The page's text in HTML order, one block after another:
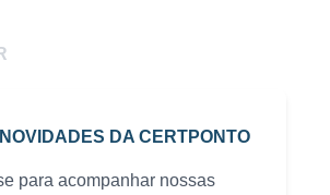
DA CERTPONTO
para acompanhar nossas